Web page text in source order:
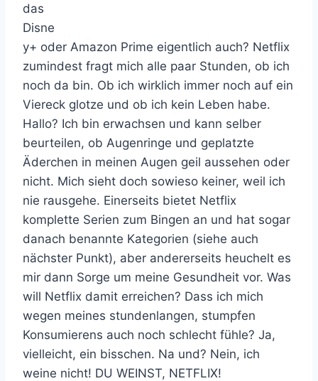
das
Disne
y+ oder Amazon Prime eigentlich auch? Netflix
zumindest fragt mich alle paar Stunden, ob ich
noch da bin. Ob ich wirklich immer noch auf ein
Viereck glotze und ob ich kein Leben habe.
Hallo? Ich bin erwachsen und kann selber
beurteilen, ob Augenringe und geplatzte
Äderchen in meinen Augen geil aussehen oder
nicht. Mich sieht doch sowieso keiner, weil ich
nie rausgehe. Einerseits bietet Netflix
komplette Serien zum Bingen an und hat sogar
danach benannte Kategorien (siehe auch
nächster Punkt), aber andererseits heuchelt es
mir dann Sorge um meine Gesundheit vor. Was
will Netflix damit erreichen? Dass ich mich
wegen meines stundenlangen, stumpfen
Konsumierens auch noch schlecht fühle? Ja,
vielleicht, ein bisschen. Na und? Nein, ich
weine nicht! DU WEINST, NETFLIX!